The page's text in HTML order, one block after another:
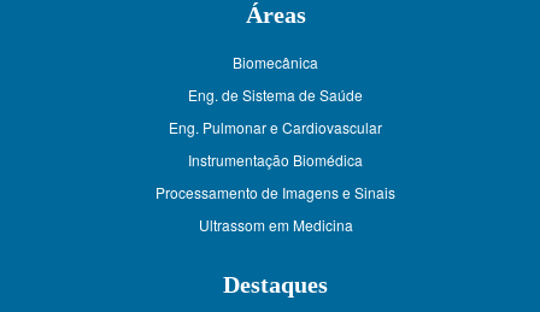
Áreas
Biomecânica
Eng. de Sistema de Saúde
Eng. Pulmonar e Cardiovascular
Instrumentação Biomédica
Processamento de Imagens e Sinais
Ultrassom em Medicina
Destaques